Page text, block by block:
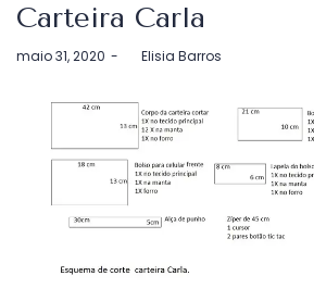
Carteira Carla
Postado
maio 31, 2020 byElisia Barros